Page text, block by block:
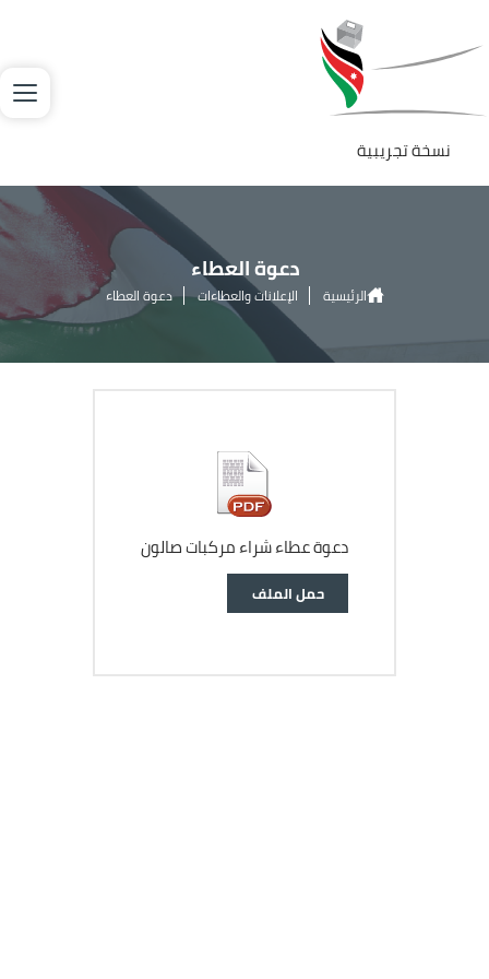
تجاوز إلى المحتوى الرئيسي
نسخة تجريبية
دعوة العطاء
الرئيسية الإعلانات والعطاءات دعوة العطاء
دعوة عطاء شراء مركبات صالون
وثيقة
حمل الملف